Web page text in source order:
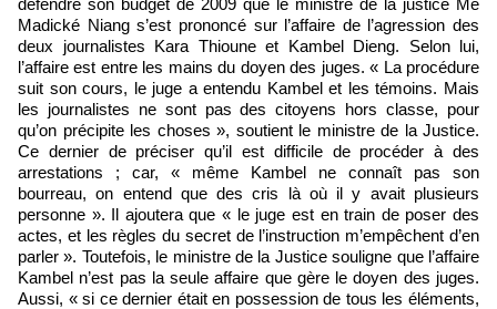
défendre son budget de 2009 que le ministre de la justice Me
Madické Niang s’est prononcé sur l’affaire de l’agression des
deux journalistes Kara Thioune et Kambel Dieng. Selon lui,
l’affaire est entre les mains du doyen des juges. « La procédure
suit son cours, le juge a entendu Kambel et les témoins. Mais
les journalistes ne sont pas des citoyens hors classe, pour
qu’on précipite les choses », soutient le ministre de la Justice.
Ce dernier de préciser qu’il est difficile de procéder à des
arrestations ; car, « même Kambel ne connaît pas son
bourreau, on entend que des cris là où il y avait plusieurs
personne ». Il ajoutera que « le juge est en train de poser des
actes, et les règles du secret de l’instruction m’empêchent d’en
parler ». Toutefois, le ministre de la Justice souligne que l’affaire
Kambel n’est pas la seule affaire que gère le doyen des juges.
Aussi, « si ce dernier était en possession de tous les éléments,